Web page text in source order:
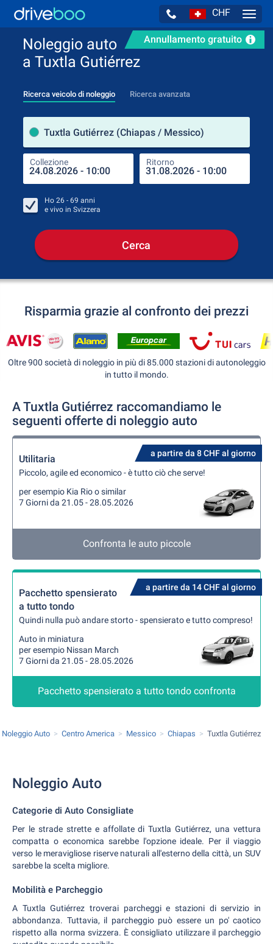
CHF
Annullamento gratuito
Noleggio auto
a Tuxtla Gutiérrez
Ricerca veicolo di noleggio Ricerca avanzata
Tuxtla Gutiérrez (Chiapas / Messico)
Collezione Ritorno
Ho 26 - 69 anni
e vivo in Svizzera
Cerca
Risparmia grazie al confronto dei prezzi
Oltre 900 società di noleggio in più di 85.000 stazioni di autonoleggio
in tutto il mondo.
A Tuxtla Gutiérrez raccomandiamo le
seguenti offerte di noleggio auto
a partire da 8 CHF al giorno
Utilitaria
Piccolo, agile ed economico - è tutto ciò che serve!
per esempio Kia Rio o similar
7 Giorni da 21.05 - 28.05.2026
Confronta le auto piccole
a partire da 14 CHF al giorno
Pacchetto spensierato
a tutto tondo
Quindi nulla può andare storto - spensierato e tutto compreso!
Auto in miniatura
per esempio Nissan March
7 Giorni da 21.05 - 28.05.2026
Pacchetto spensierato a tutto tondo confronta
Noleggio Auto Centro America Messico Chiapas Tuxtla Gutiérrez
Noleggio Auto
Categorie di Auto Consigliate
Per le strade strette e affollate di Tuxtla Gutiérrez, una vettura
compatta o economica sarebbe l'opzione ideale. Per il viaggio
verso le meravigliose riserve naturali all'esterno della città, un SUV
sarebbe la scelta migliore.
Mobilità e Parcheggio
A Tuxtla Gutiérrez troverai parcheggi e stazioni di servizio in
abbondanza. Tuttavia, il parcheggio può essere un po' caotico
rispetto alla norma svizzera. È consigliato utilizzare il parcheggio